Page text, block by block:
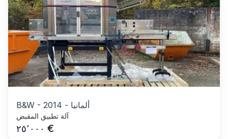
B&W - 2014 - ألمانيا
آلة تطبيق المقبض
٢٥٬٠٠٠ €